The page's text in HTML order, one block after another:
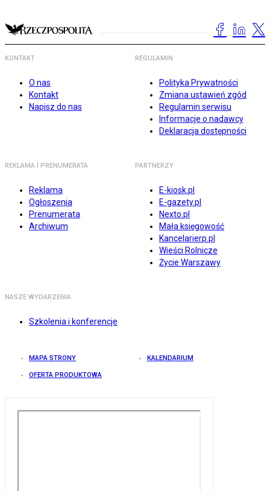
KONTAKT
O nas
Kontakt
Napisz do nas
REGULAMIN
Polityka Prywatności
Zmiana ustawień zgód
Regulamin serwisu
Informacje o nadawcy
Deklaracja dostępności
REKLAMA I PRENUMERATA
Reklama
Ogłoszenia
Prenumerata
Archiwum
PARTNERZY
E-kiosk.pl
E-gazety.pl
Nexto.pl
Mała księgowość
Kancelarierp.pl
Wieści Rolnicze
Życie Warszawy
NASZE WYDARZENIA
Szkolenia i konferencje
MAPA STRONY KALENDARIUM
OFERTA PRODUKTOWA